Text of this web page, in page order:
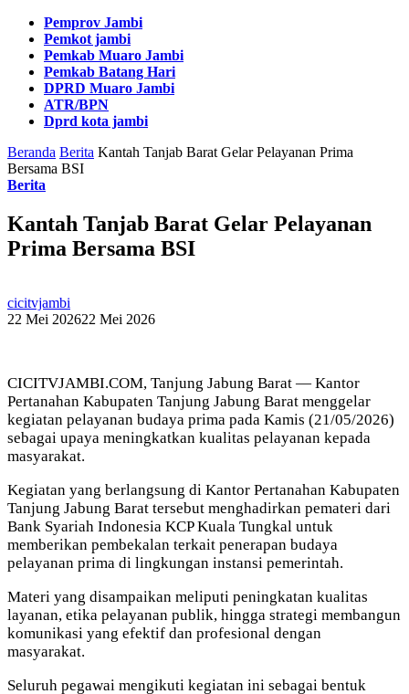
Pemprov Jambi
Pemkot jambi
Pemkab Muaro Jambi
Pemkab Batang Hari
DPRD Muaro Jambi
ATR/BPN
Dprd kota jambi
Beranda Berita Kantah Tanjab Barat Gelar Pelayanan Prima
Bersama BSI
Berita
Kantah Tanjab Barat Gelar Pelayanan
Prima Bersama BSI
cicitvjambi
22 Mei 202622 Mei 2026
CICITVJAMBI.COM, Tanjung Jabung Barat — Kantor
Pertanahan Kabupaten Tanjung Jabung Barat menggelar
kegiatan pelayanan budaya prima pada Kamis (21/05/2026)
sebagai upaya meningkatkan kualitas pelayanan kepada
masyarakat.
Kegiatan yang berlangsung di Kantor Pertanahan Kabupaten
Tanjung Jabung Barat tersebut menghadirkan pemateri dari
Bank Syariah Indonesia KCP Kuala Tungkal untuk
memberikan pembekalan terkait penerapan budaya
pelayanan prima di lingkungan instansi pemerintah.
Materi yang disampaikan meliputi peningkatan kualitas
layanan, etika pelayanan publik, hingga strategi membangun
komunikasi yang efektif dan profesional dengan
masyarakat.
Seluruh pegawai mengikuti kegiatan ini sebagai bentuk